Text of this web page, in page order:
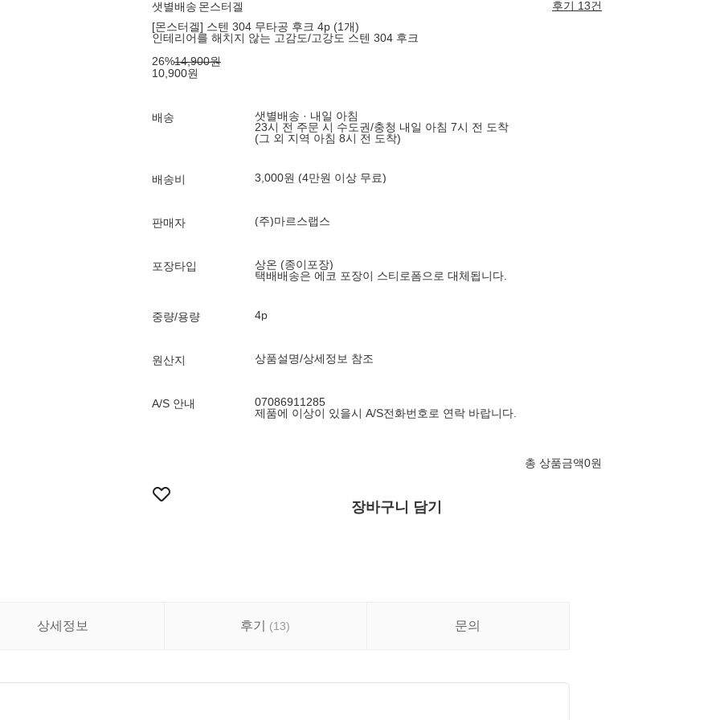
샛별배송 몬스터겔
후기 13건
[몬스터겔] 스텐 304 무타공 후크 4p (1개)
인테리어를 해치지 않는 고감도/고강도 스텐 304 후크
26%14,900원
10,900원
배송
샛별배송 · 내일 아침
23시 전 주문 시 수도권/충청 내일 아침 7시 전 도착
(그 외 지역 아침 8시 전 도착)
배송비 3,000원 (4만원 이상 무료)
판매자 (주)마르스랩스
포장타입
상온 (종이포장)
택배배송은 에코 포장이 스티로폼으로 대체됩니다.
중량/용량 4p
원산지 상품설명/상세정보 참조
A/S 안내
07086911285
제품에 이상이 있을시 A/S전화번호로 연락 바랍니다.
총 상품금액0원
장바구니 담기
상세정보 후기 (13) 문의